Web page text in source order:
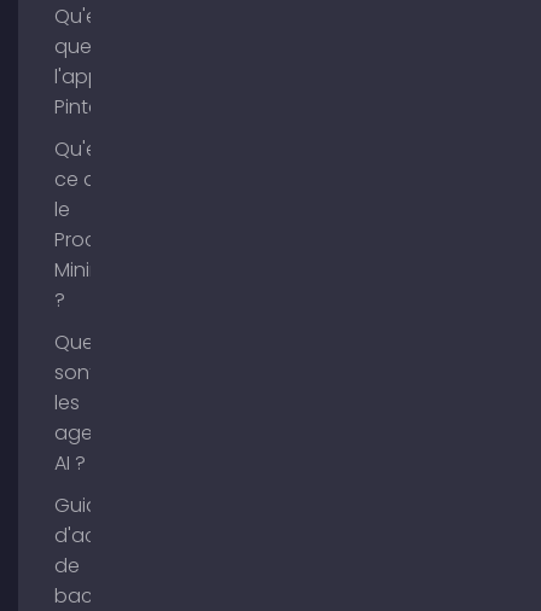
Qu'est-ce
que
l'application
Pinterest ?
Qu'est-
ce que
le
Process
Mining
?
Que
sont
les
agents
AI ?
Guide
d'achat
de
backlinks